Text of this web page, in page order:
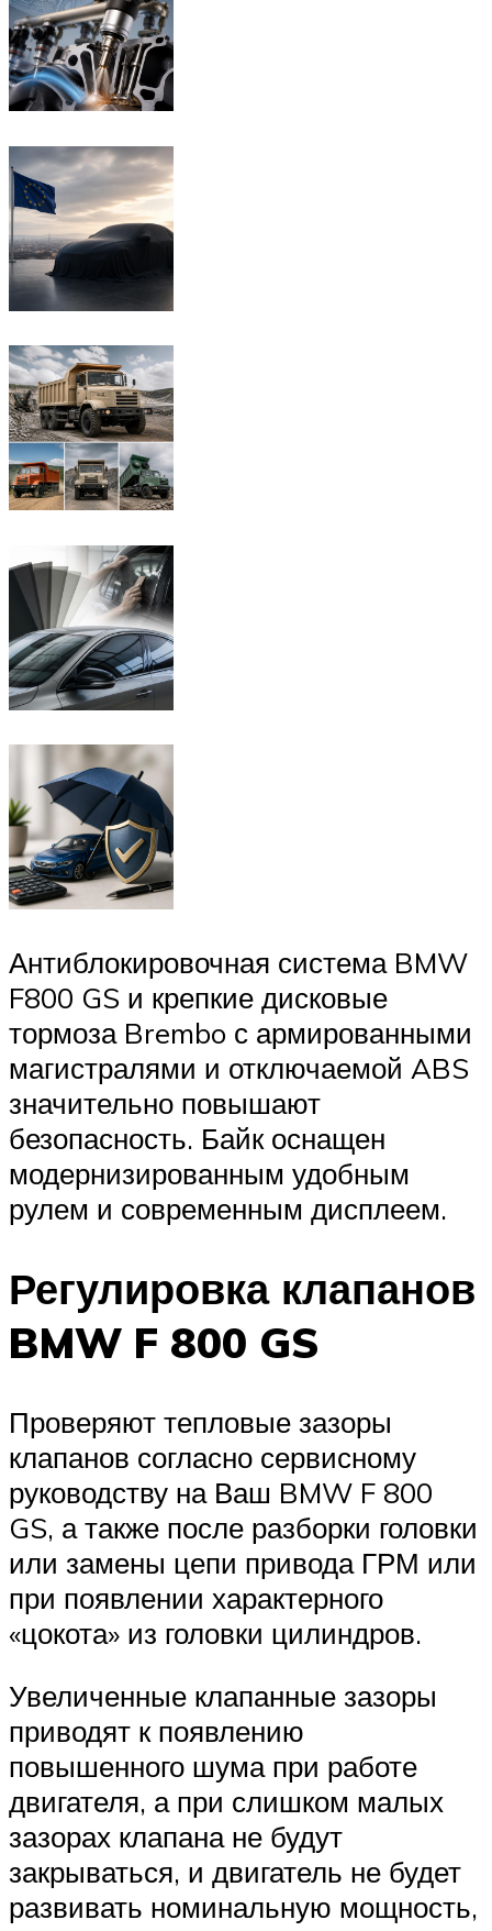
Антиблокировочная система BMW
F800 GS и крепкие дисковые
тормоза Brembo с армированными
магистралями и отключаемой ABS
значительно повышают
безопасность. Байк оснащен
модернизированным удобным
рулем и современным дисплеем.
Регулировка клапанов
BMW F 800 GS
Проверяют тепловые зазоры
клапанов согласно сервисному
руководству на Ваш BMW F 800
GS, а также после разборки головки
или замены цепи привода ГРМ или
при появлении характерного
«цокота» из головки цилиндров.
Увеличенные клапанные зазоры
приводят к появлению
повышенного шума при работе
двигателя, а при слишком малых
зазорах клапана не будут
закрываться, и двигатель не будет
развивать номинальную мощность,